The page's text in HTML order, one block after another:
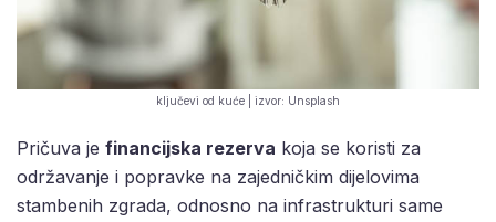
ključevi od kuće | izvor: Unsplash
Pričuva je financijska rezerva koja se koristi za
održavanje i popravke na zajedničkim dijelovima
stambenih zgrada, odnosno na infrastrukturi same